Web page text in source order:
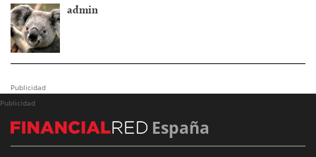
admin
Publicidad
Publicidad
España